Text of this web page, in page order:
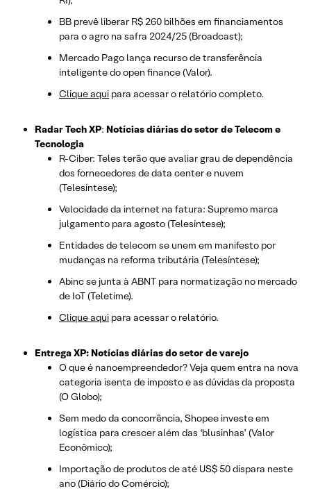
BB prevê liberar R$ 260 bilhões em financiamentos
para o agro na safra 2024/25 (Broadcast);
Mercado Pago lança recurso de transferência
inteligente do open finance (Valor).
Clique aqui para acessar o relatório completo.
Radar Tech XP: Notícias diárias do setor de Telecom e
Tecnologia
R-Ciber: Teles terão que avaliar grau de dependência
dos fornecedores de data center e nuvem
(Telesíntese);
Velocidade da internet na fatura: Supremo marca
julgamento para agosto (Telesíntese);
Entidades de telecom se unem em manifesto por
mudanças na reforma tributária (Telesíntese);
Abinc se junta à ABNT para normatização no mercado
de IoT (Teletime).
Clique aqui para acessar o relatório.
Entrega XP: Notícias diárias do setor de varejo
O que é nanoempreendedor? Veja quem entra na nova
categoria isenta de imposto e as dúvidas da proposta
(O Globo);
Sem medo da concorrência, Shopee investe em
logística para crescer além das ‘blusinhas’ (Valor
Econômico);
Importação de produtos de até US$ 50 dispara neste
ano (Diário do Comércio);